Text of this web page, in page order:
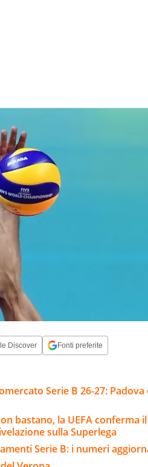
Discover Fonti preferite
Serie B 26-27:
bastano, la UEFA conferma
sulla Superlega
Serie B: i numeri